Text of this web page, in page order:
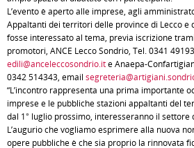
L’evento è aperto alle imprese, agli
Appaltanti dei territori delle province di Lecco e
fosse interessato al tema, previa iscrizione
promotori, ANCE Lecco Sondrio, Tel. 0341
edili@anceleccosondrio.ite Anaepa-
0342 514343, email
“L’incontro rappresenta una prima importante
imprese e le pubbliche stazioni appaltanti del
dal 1° luglio prossimo, interesseranno il settore
L’augurio che vogliamo esprimere alla nuova
opere pubbliche è che sia proprio la rinnovata